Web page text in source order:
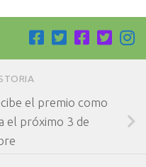
el premio como
el próximo 3 de